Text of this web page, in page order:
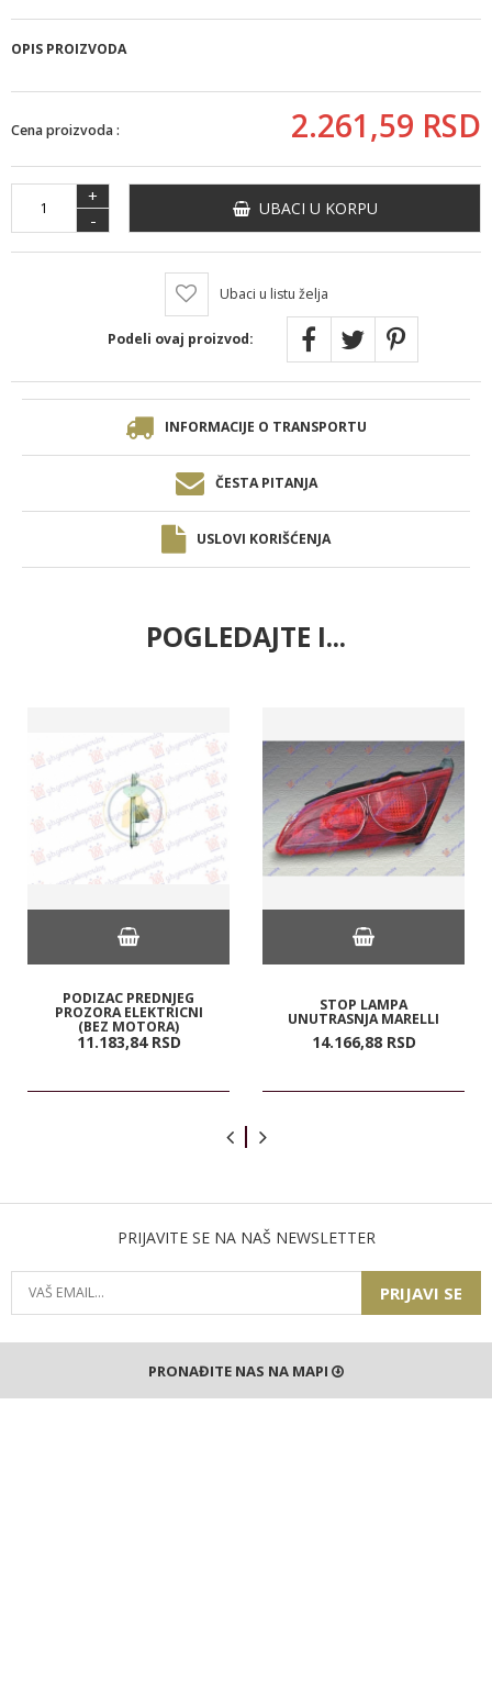
OPIS PROIZVODA
Cena proizvoda : 2.261,59 RSD
+
-
UBACI U KORPU
Ubaci u listu želja
Podeli ovaj proizvod:
INFORMACIJE O TRANSPORTU
ČESTA PITANJA
USLOVI KORIŠĆENJA
POGLEDAJTE I...
PODIZAC PREDNJEG
PROZORA ELEKTRICNI
(BEZ MOTORA)
11.183,84 RSD
STOP LAMPA
UNUTRASNJA MARELLI
14.166,88 RSD
PRIJAVITE SE NA NAŠ NEWSLETTER
PRIJAVI SE
PRONAĐITE NAS NA MAPI